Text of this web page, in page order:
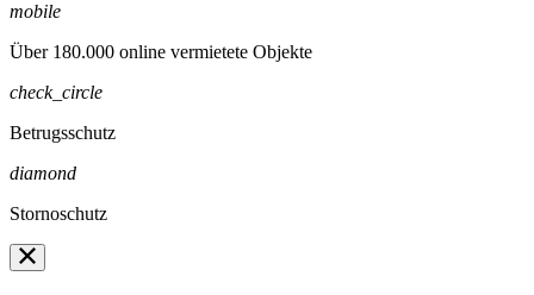
mobile
Über 180.000 online vermietete Objekte
check_circle
Betrugsschutz
diamond
Stornoschutz